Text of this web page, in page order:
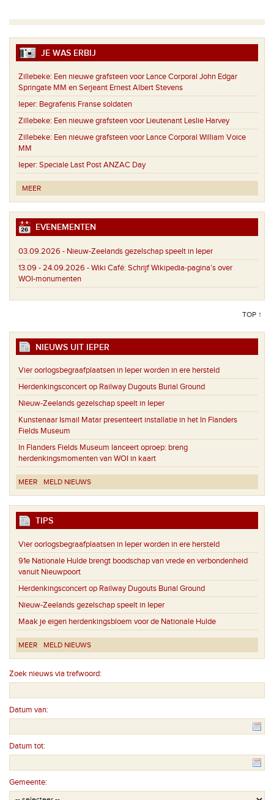
JE WAS ERBIJ
Zillebeke: Een nieuwe grafsteen voor Lance Corporal John Edgar
Springate MM en Serjeant Ernest Albert Stevens
Ieper: Begrafenis Franse soldaten
Zillebeke: Een nieuwe grafsteen voor Lieutenant Leslie Harvey
Zillebeke: Een nieuwe grafsteen voor Lance Corporal William Voice
MM
Ieper: Speciale Last Post ANZAC Day
MEER
EVENEMENTEN
03.09.2026 - Nieuw-Zeelands gezelschap speelt in Ieper
13.09 - 24.09.2026 -Wiki Café: Schrijf Wikipedia-pagina’s over
WOI-monumenten
TOP ↑
NIEUWS UIT IEPER
Vier oorlogsbegraafplaatsen in Ieper worden in ere hersteld
Herdenkingsconcert op Railway Dugouts Burial Ground
Nieuw-Zeelands gezelschap speelt in Ieper
Kunstenaar Ismail Matar presenteert installatie in het In Flanders
Fields Museum
In Flanders Fields Museum lanceert oproep: breng
herdenkingsmomenten van WOI in kaart
MEER MELD NIEUWS
TIPS
Vier oorlogsbegraafplaatsen in Ieper worden in ere hersteld
91e Nationale Hulde brengt boodschap van vrede en verbondenheid
vanuit Nieuwpoort
Herdenkingsconcert op Railway Dugouts Burial Ground
Nieuw-Zeelands gezelschap speelt in Ieper
Maak je eigen herdenkingsbloem voor de Nationale Hulde
MEER MELD NIEUWS
Zoek nieuws via trefwoord:
Datum van:
Datum tot:
Gemeente: